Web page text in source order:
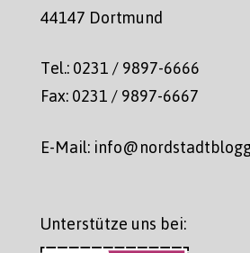
44147 Dortmund
Tel.: 0231 / 9897-6666
Fax: 0231 / 9897-6667
E-Mail:
Unterstütze uns bei: